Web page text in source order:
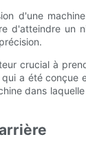
d'une
d'atteindre un
crucial à
a été
dans